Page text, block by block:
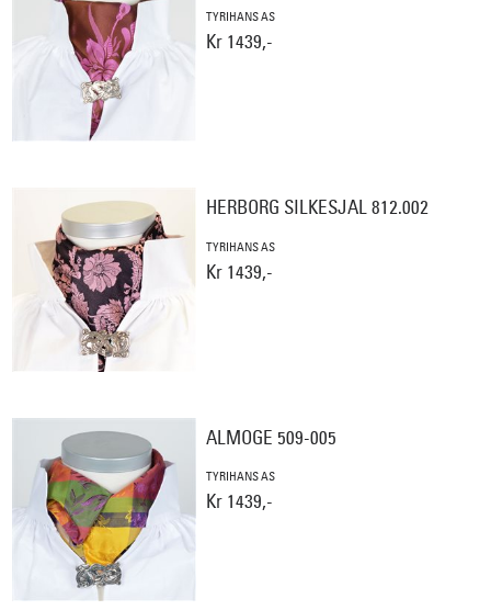
TYRIHANS AS
Kr 1439,-
HERBORG SILKESJAL 812.002
TYRIHANS AS
Kr 1439,-
ALMOGE 509-005
TYRIHANS AS
Kr 1439,-